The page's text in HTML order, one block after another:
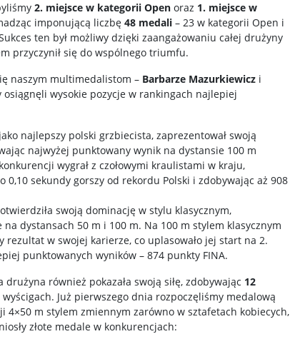
2. miejsce w kategorii Openoraz 1. miejsce w
imponującą liczbę 48 medali– 23 w kategorii Open i
ten był możliwy dzięki zaangażowaniu całej drużyny
przyczynił się do wspólnego triumfu.
naszym multimedalistom – Barbarze Mazurkiewiczi
osiągnęli wysokie pozycje w rankingach najlepiej
najlepszy polski grzbiecista, zaprezentował swoją
najwyżej punktowany wynik na dystansie 100 m
wygrał z czołowymi kraulistami w kraju,
0,10 sekundy gorszy od rekordu Polski i zdobywając aż 908
swoją dominację w stylu klasycznym,
na dystansach 50 m i 100 m. Na 100 m stylem klasycznym
rezultat w swojej karierze, co uplasowało jej start na 2.
punktowanych wyników – 874 punkty FINA.
również pokazała swoją siłę, zdobywając 12
Już pierwszego dnia rozpoczęliśmy medalową
4×50 m stylem zmiennym zarówno w sztafetach kobiecych,
złote medale w konkurencjach: